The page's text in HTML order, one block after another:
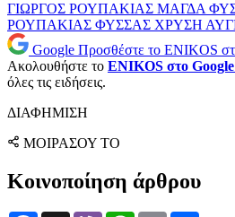
ΓΙΩΡΓΟΣ ΡΟΥΠΑΚΙΑΣ ΜΑΓΔΑ
ΡΟΥΠΑΚΙΑΣ ΦΥΣΣΑΣ ΧΡΥΣΗ
Google Προσθέστε το ENIKOS
Ακολουθήστε το ENIKOS στο
όλες τις ειδήσεις.
ΔΙΑΦΗΜΙΣΗ
ΜΟΙΡΑΣΟΥ ΤΟ
Κοινοποίηση άρθρου